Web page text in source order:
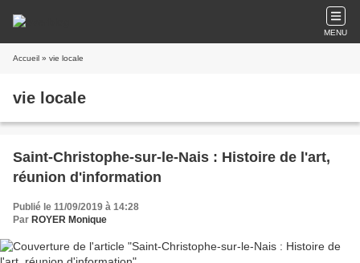
MENU
Accueil » vie locale
vie locale
Saint-Christophe-sur-le-Nais : Histoire de l'art,
réunion d'information
Publié le 11/09/2019 à 14:28
Par ROYER Monique